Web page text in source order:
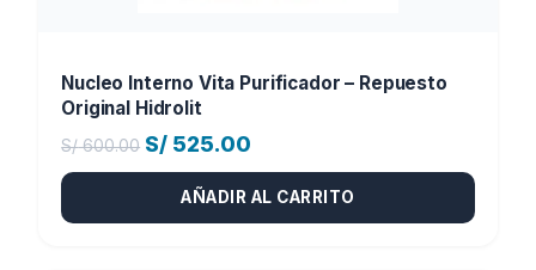
Nucleo Interno Vita Purificador – Repuesto
Original Hidrolit
S/600.00 El
precio
original
S/ 525.00
precio
actual
AÑADIR AL CARRITO